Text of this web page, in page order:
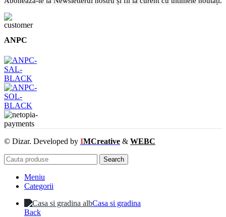
ANPC
© Dizar. Developed by IMCreative & WEBC
Search
Meniu
Categorii
Casa si gradina
Back